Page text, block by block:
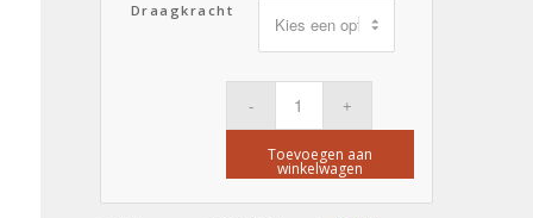
Draagkracht
Toevoegen aan
winkelwagen